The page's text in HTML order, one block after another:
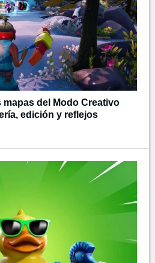
del Modo Creativo
edición y reflejos